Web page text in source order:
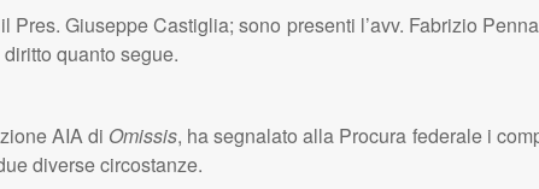
Giuseppe Castiglia; sono presenti l’avv. Fabrizio
quanto segue.
AIA di Omissis, ha segnalato alla Procura federale i
diverse circostanze.